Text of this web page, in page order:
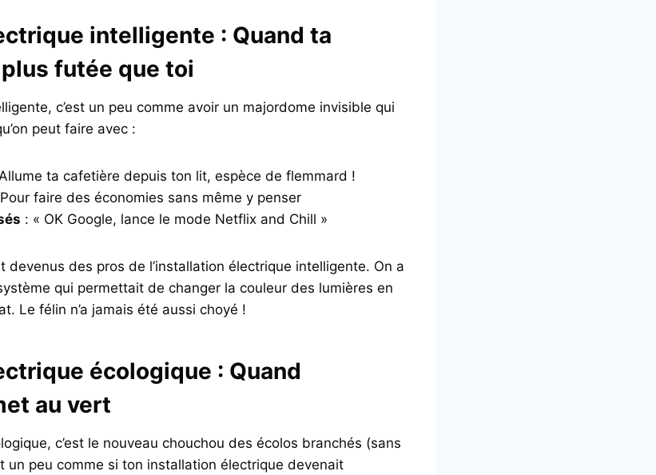
intelligente : Quand ta
futée que toi
c’est un peu comme avoir un majordome invisible qui
peut faire avec :
ta cafetière depuis ton lit, espèce de flemmard !
faire des économies sans même y penser
: « OK Google, lance le mode Netflix and Chill »
devenus des pros de l’installation électrique intelligente. On a
qui permettait de changer la couleur des lumières en
Le félin n’a jamais été aussi choyé !
écologique : Quand
au vert
c’est le nouveau chouchou des écolos branchés (sans
un peu comme si ton installation électrique devenait